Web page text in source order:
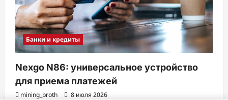
Банки и кредиты
Nexgo N86: универсальное устройство
для приема платежей
mining_broth 8 июля 2026